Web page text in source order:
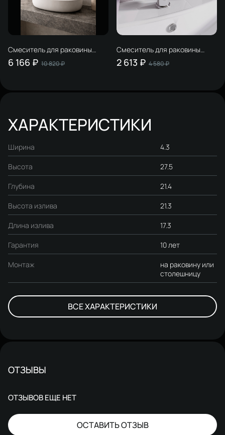
Смеситель для раковины
STWORKI Эстерсунд
S31040GB С ВНУТРЕННЕЙ
6 166 ₽ 10 820 ₽
Смеситель для раковины
STWORKI Хельсинки
HFHS02100 хром
2 613 ₽ 4 580 ₽
ХАРАКТЕРИСТИКИ
Ширина 4.3
Высота 27.5
Глубина 21.4
Высота излива 21.3
Длина излива 17.3
Гарантия 10 лет
Монтаж
на раковину или
столешницу
ВСЕ ХАРАКТЕРИСТИКИ
ОТЗЫВЫ
ОТЗЫВОВ ЕЩЕ НЕТ
ОСТАВИТЬ ОТЗЫВ